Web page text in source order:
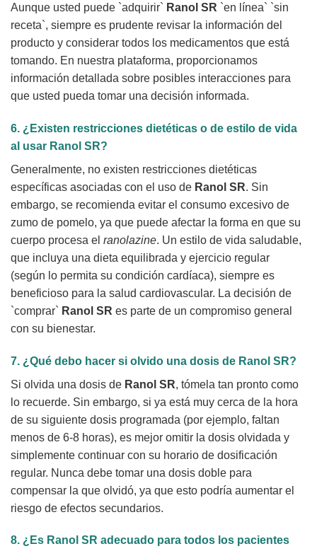
Aunque usted puede `adquirir` Ranol SR `en línea` `sin
receta`, siempre es prudente revisar la información del
producto y considerar todos los medicamentos que está
tomando. En nuestra plataforma, proporcionamos
información detallada sobre posibles interacciones para
que usted pueda tomar una decisión informada.
6. ¿Existen restricciones dietéticas o de estilo de vida
al usar Ranol SR?
Generalmente, no existen restricciones dietéticas
específicas asociadas con el uso de Ranol SR. Sin
embargo, se recomienda evitar el consumo excesivo de
zumo de pomelo, ya que puede afectar la forma en que su
cuerpo procesa el ranolazine. Un estilo de vida saludable,
que incluya una dieta equilibrada y ejercicio regular
(según lo permita su condición cardíaca), siempre es
beneficioso para la salud cardiovascular. La decisión de
`comprar` Ranol SR es parte de un compromiso general
con su bienestar.
7. ¿Qué debo hacer si olvido una dosis de Ranol SR?
Si olvida una dosis de Ranol SR, tómela tan pronto como
lo recuerde. Sin embargo, si ya está muy cerca de la hora
de su siguiente dosis programada (por ejemplo, faltan
menos de 6-8 horas), es mejor omitir la dosis olvidada y
simplemente continuar con su horario de dosificación
regular. Nunca debe tomar una dosis doble para
compensar la que olvidó, ya que esto podría aumentar el
riesgo de efectos secundarios.
8. ¿Es Ranol SR adecuado para todos los pacientes